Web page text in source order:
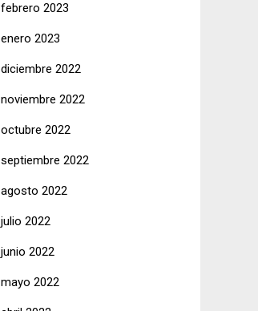
febrero 2023
enero 2023
diciembre 2022
noviembre 2022
octubre 2022
septiembre 2022
agosto 2022
julio 2022
junio 2022
mayo 2022